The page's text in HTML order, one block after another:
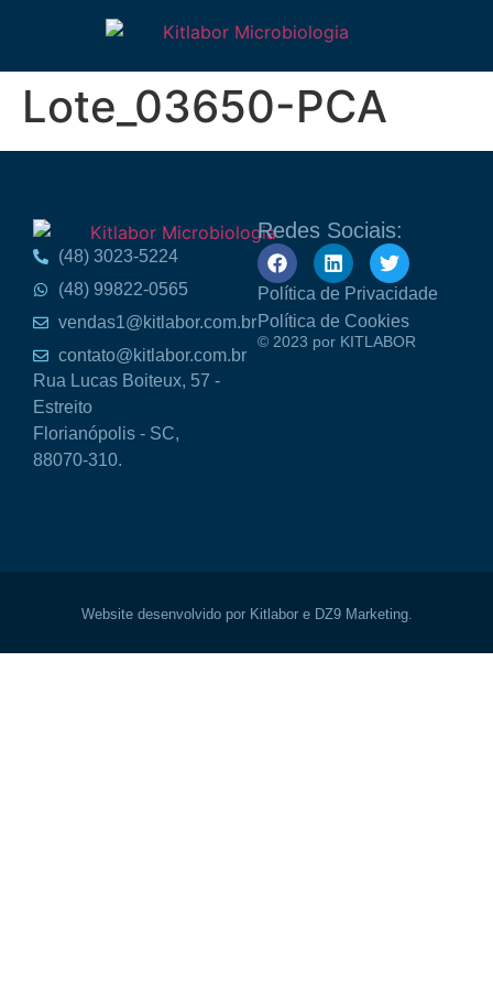
Lote_03650-PCA
(48) 3023-5224
(48) 99822-0565
vendas1@kitlabor.com.br
contato@kitlabor.com.br
Rua Lucas Boiteux, 57 -
Estreito
Florianópolis - SC,
88070-310.
Redes Sociais:
Política de Privacidade
Política de Cookies
© 2023 por KITLABOR
Website desenvolvido por Kitlabor e DZ9 Marketing.